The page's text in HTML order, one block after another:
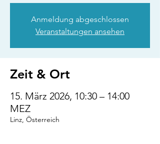
Anmeldung abgeschlossen
Veranstaltungen ansehen
Zeit & Ort
15. März 2026, 10:30 – 14:00
MEZ
Linz, Österreich